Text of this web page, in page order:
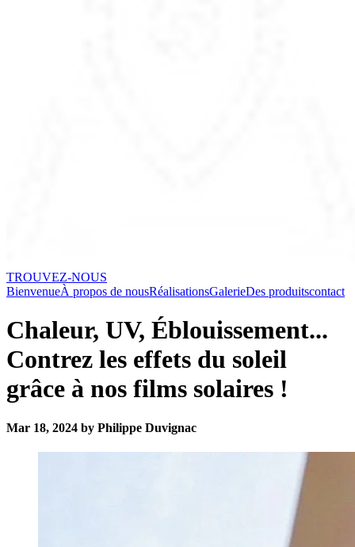
TROUVEZ-NOUS
BienvenueÀ propos de nousRéalisationsGalerieDes produitscontact
Chaleur, UV, Éblouissement...
Contrez les effets du soleil
grâce à nos films solaires !
Mar 18, 2024 by Philippe Duvignac